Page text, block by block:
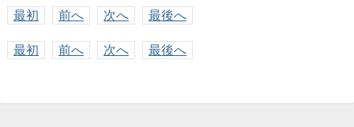
最初
前へ 次へ 最後へ
最初 前へ 次へ 最後へ